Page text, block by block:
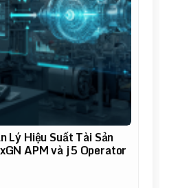
Lý Hiệu Suất Tài Sản
APM và j5 Operator